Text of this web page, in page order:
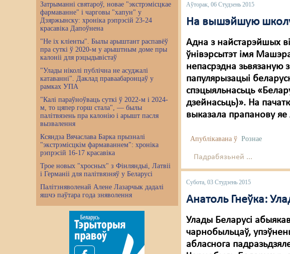
Затрыманні святароў, новае "экстрэмісцкае
фармаванне" і чарговы "хапун" у
Дзяржынску: хроніка рэпрэсій 23-24
красавіка Дапоўнена
"Не іх кліенты". Былы арыштант распавёў
пра суткі ў 2020-м у арыштным доме пры
калоніі для рэцыдывістаў
"Улады ніколі публічна не асуджалі
катаванні". Даклад праваабаронцаў у
рамках УПА
"Калі параўноўваць суткі ў 2022-м і 2024-
м, то цяпер горш стала", — былы
палітвязень пра калонію і арышт пасля
вызвалення
Ксяндза Вячаслава Барка прызналі
"экстрэмісцкім фармаваннем": хроніка
рэпрэсій 16-17 красавіка
Трое новых "хросных" з Фінляндыі, Латвіі
і Германіі для палітвязняў у Беларусі
Палітзняволенай Алене Лазарчык дадалі
яшчэ паўтара года зняволення
Аўторак, 06 Студзень 2015
На вышэйшую школу
Адна з найстарэйшых
ўнівэрсытэт імя
непасрэдна зьвязаную
папулярызацыі
спэцыяльнасьць
дзейнасьць)». На
выказала прапанову яе
Апублікавана ў Рознае
Падрабязьней ...
Субота, 03 Студзень 2015
Анатоль Гнеўка:
Улады Беларусі
чарнобыльцаў,
абласнога